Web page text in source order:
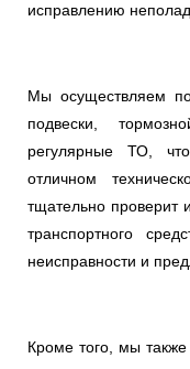
исправлению
Мы осуществляем
подвески,
регулярные ТО,
отличном
тщательно проверит
транспортного
неисправности и
Кроме того, мы